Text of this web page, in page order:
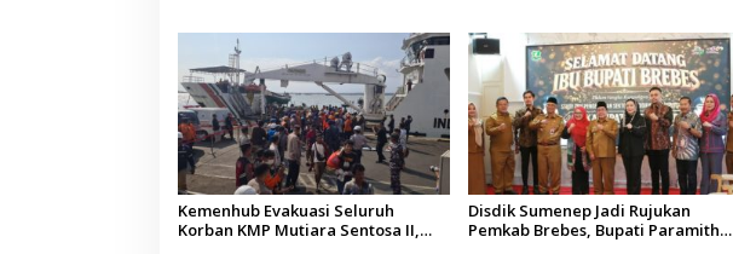
Kemenhub Evakuasi Seluruh
Korban KMP Mutiara Sentosa II,
Disdik Sumenep Jadi Rujukan
Pemkab Brebes, Bupati Paramitha